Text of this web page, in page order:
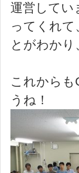
運営してい
ってくれ
とがわか
これから
うね！